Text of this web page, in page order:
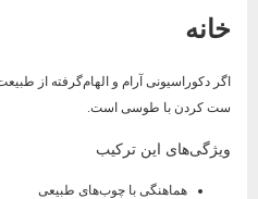
خانه
اگر دکوراسیونی آرام و الهام‌گرفته از
ست کردن با طوسی است.
ویژگی‌های این ترکیب
هماهنگی با چوب‌های طبیعی